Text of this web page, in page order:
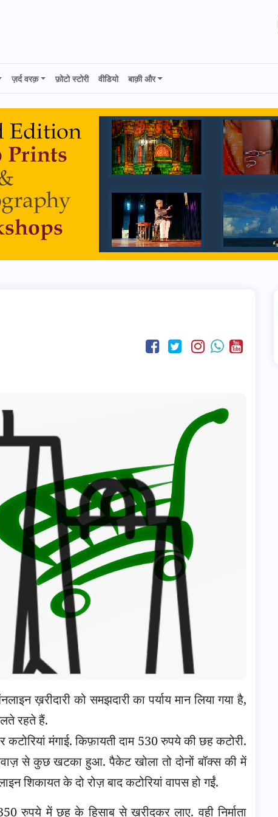
ज़र्द वरक़ फ़ोटो स्टोरी वीडियो बाक़ी और
ख़रीदारी को समझदारी का पर्याय मान लिया गया है,
रहते हैं.
मंगाई. किफ़ायती दाम 530 रुपये की छह कटोरी.
से कुछ खटका हुआ. पैकेट खोला तो दोनों बॉक्स की में
शिकायत के दो रोज़ बाद कटोरियां वापस हो गईं.
रुपये में छह के हिसाब से ख़रीदकर लाए. वही निर्माता